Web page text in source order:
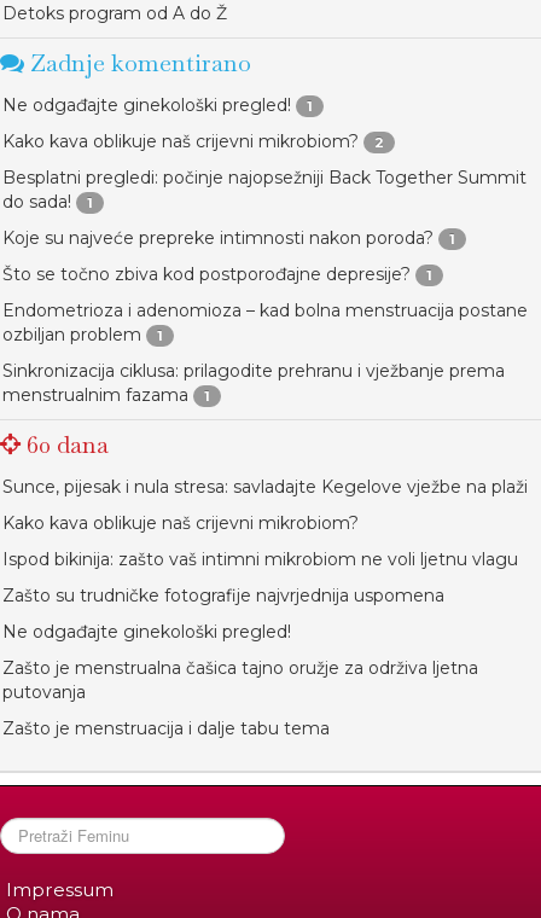
Detoks program od A do Ž
Zadnje komentirano
Ne odgađajte ginekološki pregled! 1
Kako kava oblikuje naš crijevni mikrobiom? 2
Besplatni pregledi: počinje najopsežniji Back Together Summit
do sada!
1
Koje su najveće prepreke intimnosti nakon poroda? 1
Što se točno zbiva kod postporođajne depresije? 1
Endometrioza i adenomioza – kad bolna menstruacija postane
ozbiljan problem
1
Sinkronizacija ciklusa: prilagodite prehranu i vježbanje prema
menstrualnim fazama
1
60 dana
Sunce, pijesak i nula stresa: savladajte Kegelove vježbe na plaži
Kako kava oblikuje naš crijevni mikrobiom?
Ispod bikinija: zašto vaš intimni mikrobiom ne voli ljetnu vlagu
Zašto su trudničke fotografije najvrjednija uspomena
Ne odgađajte ginekološki pregled!
Zašto je menstrualna čašica tajno oružje za održiva ljetna
putovanja
Zašto je menstruacija i dalje tabu tema
Impressum
O nama